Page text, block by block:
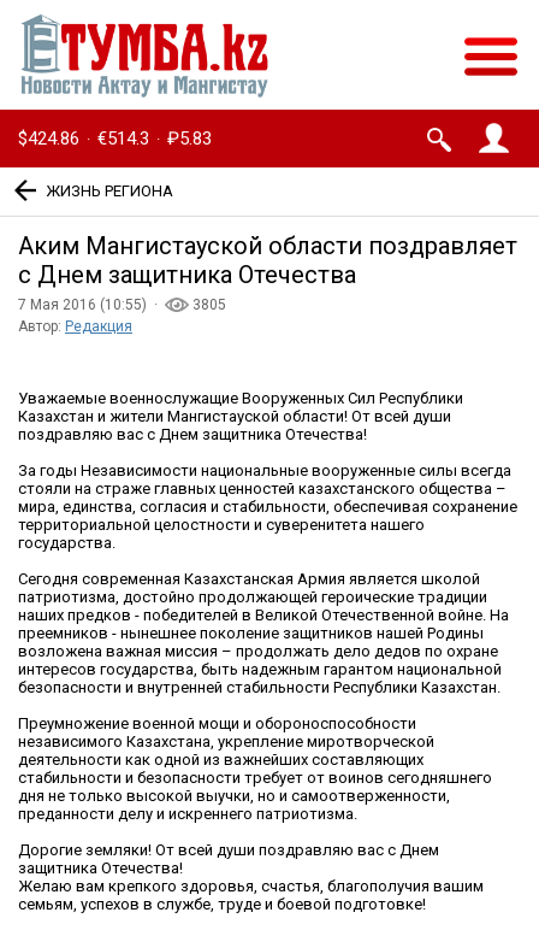
$424.86 · €514.3 · ₽5.83
ЖИЗНЬ РЕГИОНА
Аким Мангистауской области поздравляет
с Днем защитника Отечества
7 Мая 2016 (10:55) ·
3805
Автор: Редакция
Уважаемые военнослужащие Вооруженных Сил Республики
Казахстан и жители Мангистауской области! От всей души
поздравляю вас с Днем защитника Отечества!
За годы Независимости национальные вооруженные силы всегда
стояли на страже главных ценностей казахстанского общества –
мира, единства, согласия и стабильности, обеспечивая сохранение
территориальной целостности и суверенитета нашего
государства.
Сегодня современная Казахстанская Армия является школой
патриотизма, достойно продолжающей героические традиции
наших предков - победителей в Великой Отечественной войне. На
преемников - нынешнее поколение защитников нашей Родины
возложена важная миссия – продолжать дело дедов по охране
интересов государства, быть надежным гарантом национальной
безопасности и внутренней стабильности Республики Казахстан.
Преумножение военной мощи и обороноспособности
независимого Казахстана, укрепление миротворческой
деятельности как одной из важнейших составляющих
стабильности и безопасности требует от воинов сегодняшнего
дня не только высокой выучки, но и самоотверженности,
преданности делу и искреннего патриотизма.
Дорогие земляки! От всей души поздравляю вас с Днем
защитника Отечества!
Желаю вам крепкого здоровья, счастья, благополучия вашим
семьям, успехов в службе, труде и боевой подготовке!